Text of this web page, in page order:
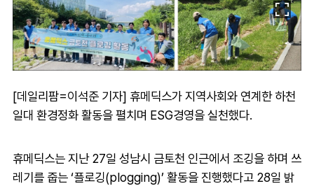
[데일리팜=이석준 기자] 휴메딕스가 지역사회와 연계한 하천
일대 환경정화 활동을 펼치며 ESG경영을 실천했다.
휴메딕스는 지난 27일 성남시 금토천 인근에서 조깅을 하며 쓰
레기를 줍는 ‘플로깅(plogging)’ 활동을 진행했다고 28일 밝